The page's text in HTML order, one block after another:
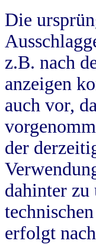
Die
z.B. nach
anzeigen
auch vor,
der
dahinter zu
erfolgt